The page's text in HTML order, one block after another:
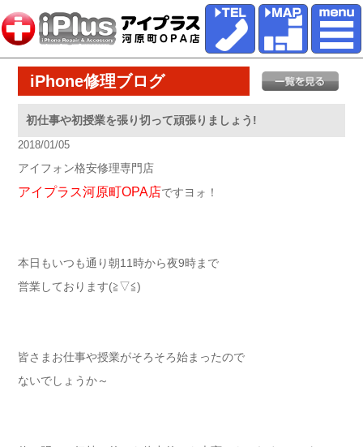
iPhone修理ブログ
初仕事や初授業を張り切って頑張りましょう!
2018/01/05
アイフォン格安修理専門店
アイプラス河原町OPA店ですヨォ！
本日もいつも通り朝11時から夜9時まで
営業しております(≧▽≦)
皆さまお仕事や授業がそろそろ始まったので
ないでしょうか～